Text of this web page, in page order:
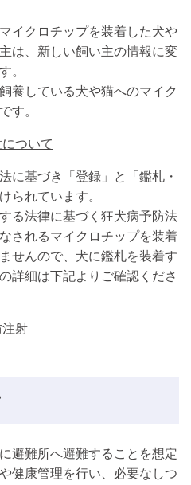
イクロチップを装着した犬や
は、新しい飼い主の情報に変
。
養している犬や猫へのマイク
す。
ついて
に基づき「登録」と「鑑札・
られています。
る法律に基づく狂犬病予防法
されるマイクロチップを装着
せんので、犬に鑑札を装着す
詳細は下記よりご確認くださ
射
避難所へ避難することを想定
健康管理を行い、必要なしつ